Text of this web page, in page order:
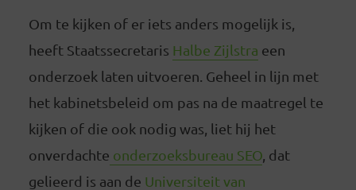
Om te kijken of er iets anders mogelijk is,
heeft Staatssecretaris Halbe Zijlstra een
onderzoek laten uitvoeren. Geheel in lijn met
het kabinetsbeleid om pas na de maatregel te
kijken of die ook nodig was, liet hij het
onverdachte onderzoeksbureau SEO, dat
gelieerd is aan de Universiteit van